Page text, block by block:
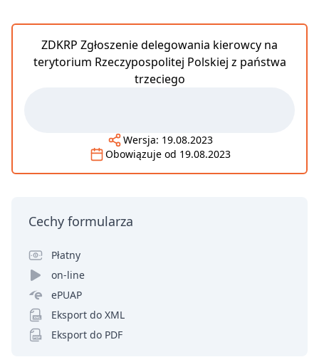
ZDKRP Zgłoszenie delegowania kierowcy na
terytorium Rzeczypospolitej Polskiej z państwa
trzeciego
Wersja: 19.08.2023
Obowiązuje od 19.08.2023
Cechy formularza
Płatny
on-line
ePUAP
Eksport do XML
Eksport do PDF